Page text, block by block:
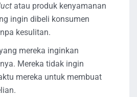
atau produk kenyamanan
ingin dibeli konsumen
kesulitan.
mereka inginkan
Mereka tidak ingin
mereka untuk membuat